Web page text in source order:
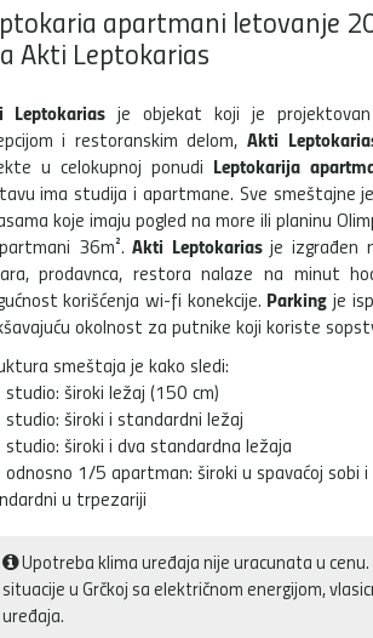
apartmani letovanje
Akti Leptokarias
Leptokarias je objekat koji je
i restoranskim delom,Akti
u celokupnoj ponudi Leptokarija
ima studija i apartmane. Sve smeštajne
koje imaju pogled na more ili planinu
36m².Akti Leptokariasje izgrađen
prodavnca, restora nalaze na minut
korišćenja wi-fi konekcije. Parking je
okolnost za putnike koji koriste
smeštaja je kako sledi:
široki ležaj (150 cm)
široki i standardni ležaj
široki i dva standardna ležaja
1/5 apartman: široki u spavaćoj sobi
u trpezariji
Upotreba klima uređaja nije uracunata u
situacije u Grčkoj sa električnom energijom,
uređaja.